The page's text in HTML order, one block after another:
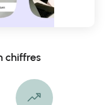
chiffres